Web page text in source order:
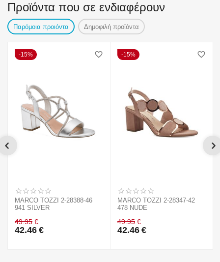
Προϊόντα που σε ενδιαφέρουν
Παρόμοια προιόντα Δημοφιλή προϊόντα
15%
MARCO TOZZI 2-28388-46
941 SILVER
49.95 €
42.46 €
15%
MARCO TOZZI 2-28347-42
478 NUDE
49.95 €
42.46 €